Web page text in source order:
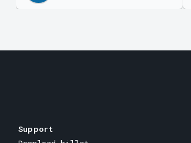
Support